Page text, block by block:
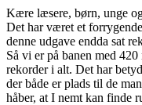
Kære læsere, børn, unge
Det har været et
denne udgave endda sat
Så vi er på banen med
rekorder i alt. Det har
der både er plads til de
håber, at I nemt kan finde